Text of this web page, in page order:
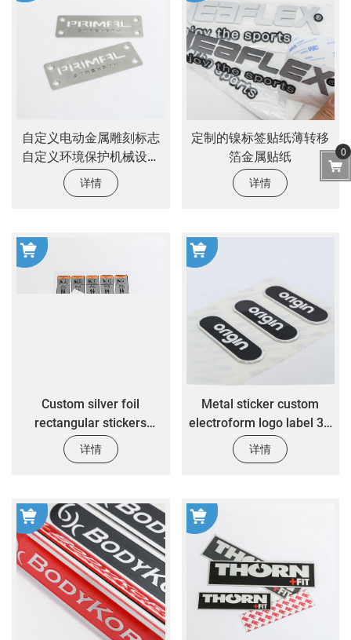
自定义电动金属雕刻标志
自定义环境保护机械设备
金属铭牌
详情
定制的镍标签贴纸薄转移
箔金属贴纸
详情
​Custom silver foil
rectangular stickers
custom house appliance
safety warning label
详情
Metal sticker custom
electroform logo label 3D
metal plate transfer nickel
label sticker
详情
0